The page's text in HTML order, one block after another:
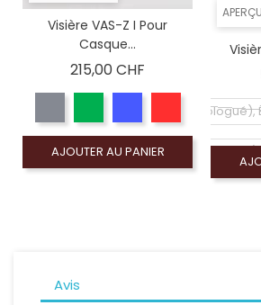
Visière VAS-Z I Pour
Casque...
215,00 CHF
AJOUTER AU PANIER
Coloré (non
Coloré (non
Avis